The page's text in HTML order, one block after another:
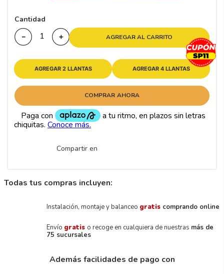
Cantidad
＋
－ AGREGAR AL CARRITO
AGREGAR 2 LLANTAS AGREGAR 4 LLANTAS
COMPRAR AHORA
Compartir en
Todas tus compras incluyen:
Instalación, montaje y balanceo gratis comprando online
Envío gratis o recoge en cualquiera de nuestras más de
75 sucursales
Además facilidades de pago con